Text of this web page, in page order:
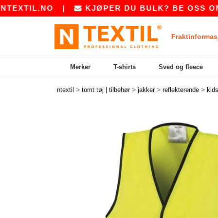
| KJØPER DU BULK? BE OSS OM ET
Merker T-shirts Sved og fleece
ntextil > tomt tøj | tilbehør > jakker > reflekterende > kids